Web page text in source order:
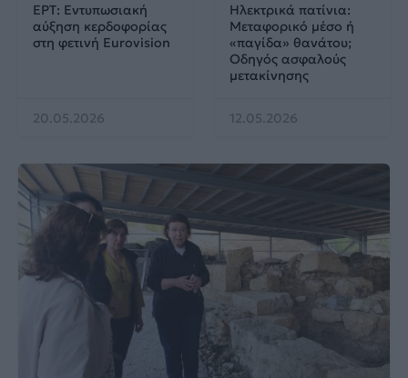
ΕΡΤ: Εντυπωσιακή
αύξηση κερδοφορίας
στη φετινή Eurovision
20.05.2026
Ηλεκτρικά πατίνια:
Μεταφορικό μέσο ή
«παγίδα» θανάτου;
Οδηγός ασφαλούς
μετακίνησης
12.05.2026